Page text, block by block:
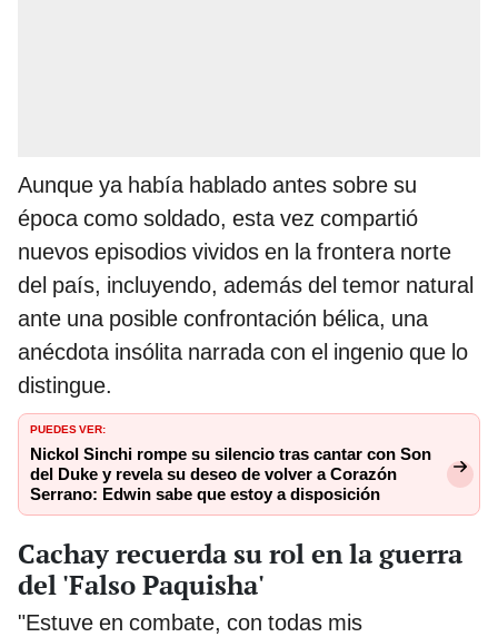
Aunque ya había hablado antes sobre su
época como soldado, esta vez compartió
nuevos episodios vividos en la frontera norte
del país, incluyendo, además del temor natural
ante una posible confrontación bélica, una
anécdota insólita narrada con el ingenio que lo
distingue.
PUEDES VER:
Nickol Sinchi rompe su silencio tras cantar con Son
del Duke y revela su deseo de volver a Corazón
Serrano: Edwin sabe que estoy a disposición
Cachay recuerda su rol en la guerra
del 'Falso Paquisha'
"Estuve en combate, con todas mis